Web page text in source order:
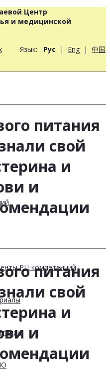
Центр
и медицинской
Язык: Рус | Eng | 中国
РЦ компетенций
питания
свой
и
и
питания
свой
и
и